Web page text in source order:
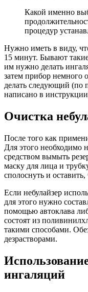
Какой именно
процедур
Нужно иметь в виду,
15 минут. Бывают
им нужно делать
затем прибор немного
делать следующий (по
написано в
Очистка
После того как
Для этого
средством вымыть
маску для лица и
сполоснуть и
Если небулайзер
для этого нужно
помощью автоклава
состоят из
такими способами.
дезрастворами.
ингаляций